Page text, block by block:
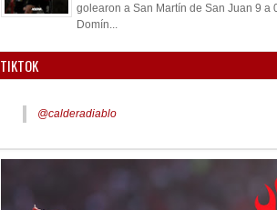
golearon a San Martín de San Juan 9 a
Domín...
TIKTOK
@calderadiablo